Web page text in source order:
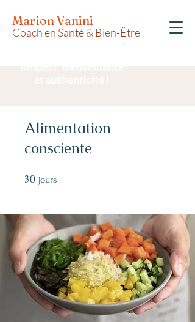
Marion Vanini
Coach en Santé & Bien-Être
Alimentation
consciente
30 jours